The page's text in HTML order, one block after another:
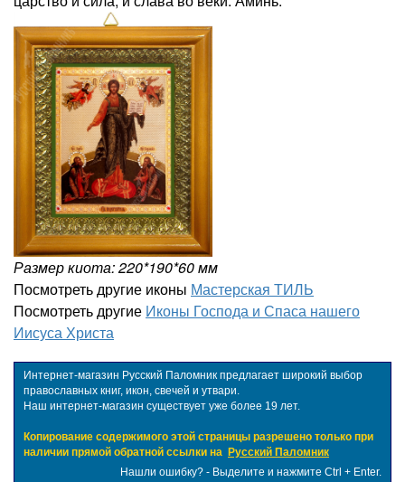
Размер киота: 220*190*60 мм
Посмотреть другие иконы Мастерская ТИЛЬ
Посмотреть другие Иконы Господа и Спаса нашего
Иисуса Христа
Интернет-магазин Русский Паломник предлагает широкий выбор
православных книг, икон, свечей и утвари.
Наш интернет-магазин существует уже более 19 лет.
Копирование содержимого этой страницы разрешено только при
наличии прямой обратной ссылки на Русский Паломник
Нашли ошибку? - Выделите и нажмите Ctrl + Enter.